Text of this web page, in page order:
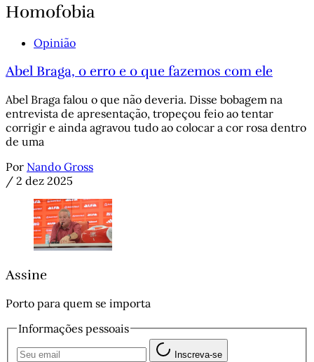
Homofobia
Opinião
Abel Braga, o erro e o que fazemos com ele
Abel Braga falou o que não deveria. Disse bobagem na
entrevista de apresentação, tropeçou feio ao tentar
corrigir e ainda agravou tudo ao colocar a cor rosa dentro
de uma
Por Nando Gross
/ 2 dez 2025
Assine
Porto para quem se importa
Informações pessoais
Inscreva-se